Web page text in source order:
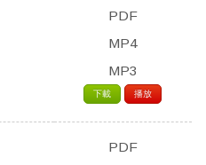
PDF
MP4
MP3
下載 播放
PDF